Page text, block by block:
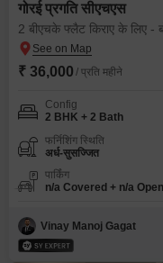
गोरई प्रगति सीएचएस
2 बीएचके फ्लैट किराए के लिए -
₹ 36,000 / प्रति महीने
Config
2 BHK + 2 Bath
फर्निशिंग स्थिति
अर्ध-सुसज्जित
पार्किंग
n/a Covered + n/a Open
Vinay Manoj Gagat